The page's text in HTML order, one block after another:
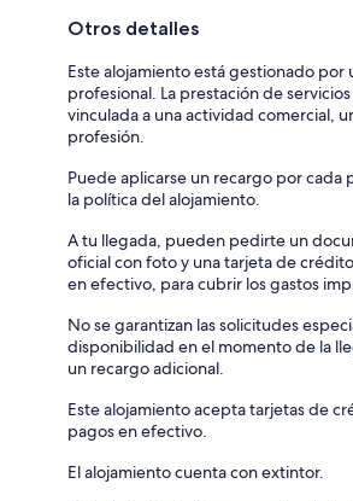
Otros detalles
Este alojamiento está gestionado
profesional. La prestación de
vinculada a una actividad comercial,
profesión.
Puede aplicarse un recargo por cada
la política del alojamiento.
A tu llegada, pueden pedirte un
oficial con foto y una tarjeta de
en efectivo, para cubrir los gastos
No se garantizan las solicitudes
disponibilidad en el momento de la
un recargo adicional.
Este alojamiento acepta tarjetas de
pagos en efectivo.
El alojamiento cuenta con extintor.